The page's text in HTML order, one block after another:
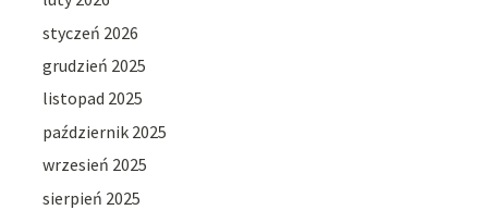
styczeń 2026
grudzień 2025
listopad 2025
październik 2025
wrzesień 2025
sierpień 2025